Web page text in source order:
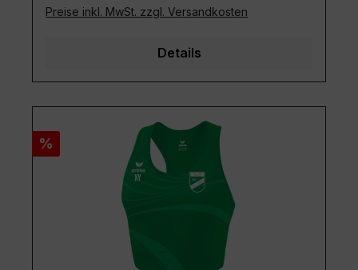
Preise inkl. MwSt. zzgl. Versandkosten
Details
Rabatt
%